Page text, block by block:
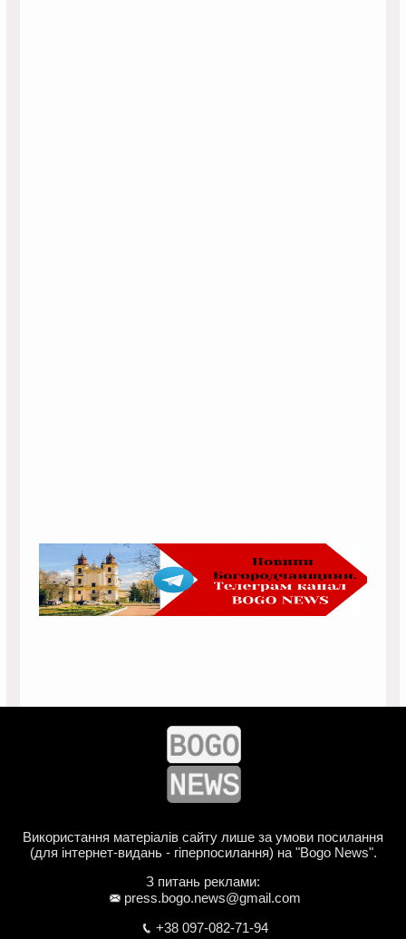
Використання матеріалів сайту лише за умови посилання
(для інтернет-видань - гіперпосилання) на "Bogo News".
З питань реклами:
press.bogo.news@gmail.com
+38 097-082-71-94